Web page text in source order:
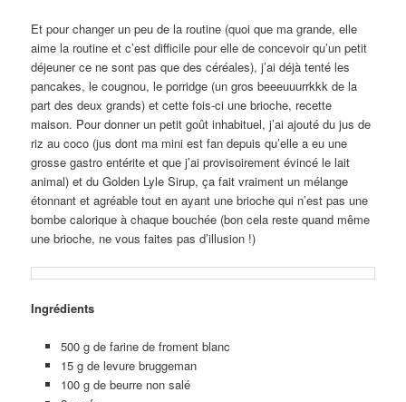
Et pour changer un peu de la routine (quoi que ma grande, elle
aime la routine et c’est difficile pour elle de concevoir qu’un petit
déjeuner ce ne sont pas que des céréales), j’ai déjà tenté les
pancakes, le cougnou, le porridge (un gros beeeuuurrkkk de la
part des deux grands) et cette fois-ci une brioche, recette
maison. Pour donner un petit goût inhabituel, j’ai ajouté du jus de
riz au coco (jus dont ma mini est fan depuis qu’elle a eu une
grosse gastro entérite et que j’ai provisoirement évincé le lait
animal) et du Golden Lyle Sirup, ça fait vraiment un mélange
étonnant et agréable tout en ayant une brioche qui n’est pas une
bombe calorique à chaque bouchée (bon cela reste quand même
une brioche, ne vous faites pas d’illusion !)
Ingrédients
500 g de farine de froment blanc
15 g de levure bruggeman
100 g de beurre non salé